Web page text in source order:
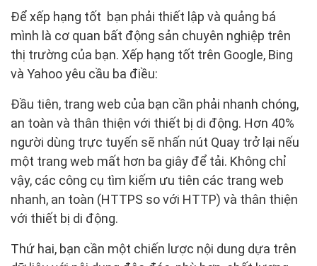
Để xếp hạng tốt bạn phải thiết lập và quảng bá
mình là cơ quan bất động sản chuyên nghiệp trên
thị trường của bạn. Xếp hạng tốt trên Google, Bing
và Yahoo yêu cầu ba điều:
Đầu tiên, trang web của bạn cần phải nhanh chóng,
an toàn và thân thiện với thiết bị di động. Hơn 40%
người dùng trực tuyến sẽ nhấn nút Quay trở lại nếu
một trang web mất hơn ba giây để tải. Không chỉ
vậy, các công cụ tìm kiếm ưu tiên các trang web
nhanh, an toàn (HTTPS so với HTTP) và thân thiện
với thiết bị di động.
Thứ hai, bạn cần một chiến lược nội dung dựa trên